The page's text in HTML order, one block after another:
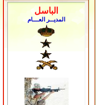
الباسل
المديــر العـــام